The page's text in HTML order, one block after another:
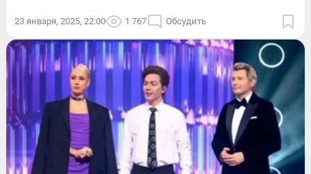
23 января, 2025, 22:00 1 767 Обсудить